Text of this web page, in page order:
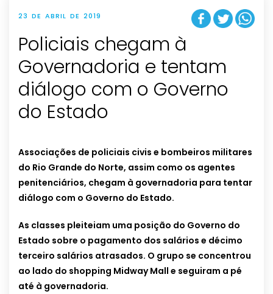
23 DE ABRIL DE 2019
Policiais chegam à
Governadoria e tentam
diálogo com o Governo
do Estado
Associações de policiais civis e bombeiros militares
do Rio Grande do Norte, assim como os agentes
penitenciários, chegam à governadoria para tentar
diálogo com o Governo do Estado.
As classes pleiteiam uma posição do Governo do
Estado sobre o pagamento dos salários e décimo
terceiro salários atrasados. O grupo se concentrou
ao lado do shopping Midway Mall e seguiram a pé
até à governadoria.